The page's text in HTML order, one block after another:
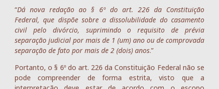
“Dá nova redação ao § 6º do art. 226 da Constituição
Federal, que dispõe sobre a dissolubilidade do casamento
civil pelo divórcio, suprimindo o requisito de prévia
separação judicial por mais de 1 (um) ano ou de comprovada
separação de fato por mais de 2 (dois) anos.”
Portanto, o § 6º do art. 226 da Constituição Federal não se
pode compreender de forma estrita, visto que a